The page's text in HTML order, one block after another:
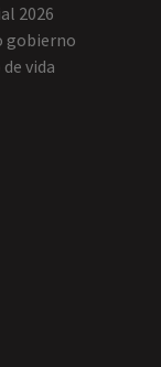
2026
gobierno
vida